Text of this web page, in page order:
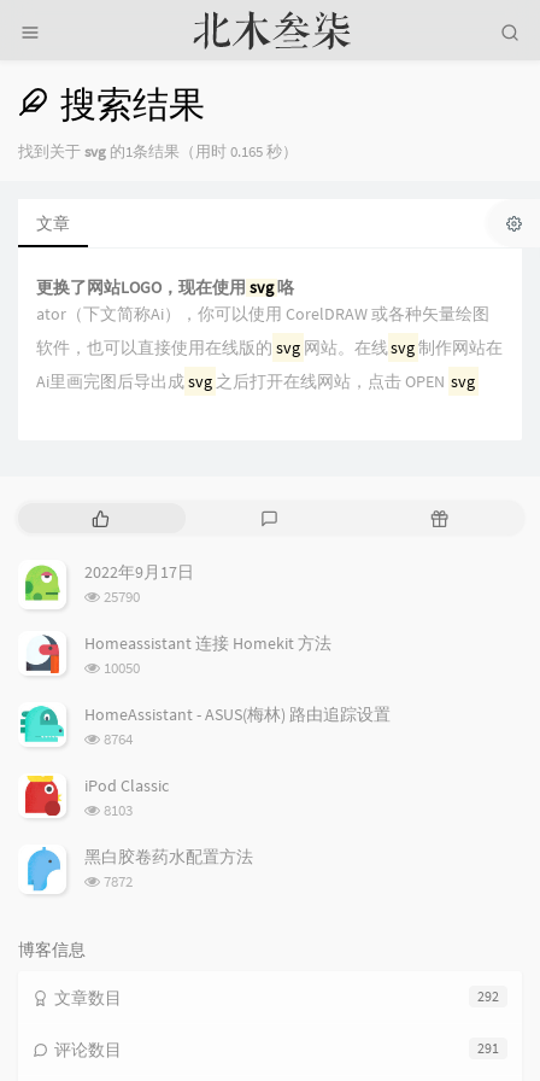
搜索结果
找到关于svg 的1条结果（用时 0.165 秒）
文章
更换了网站LOGO，现在使用 svg咯
ator（下文简称Ai），你可以使用 CorelDRAW 或各种矢量绘图
软件，也可以直接使用在线版的 svg 网站。在线svg制作网站在
Ai里画完图后导出成svg 之后打开在线网站，点击 OPEN svg
热
文
章
随
2022年9月17日
浏
次
25790
Homeassistant 连接 Homekit 方法
浏
次
10050
HomeAssistant - ASUS(梅林) 路由追踪设置
浏
次
8764
iPod Classic
浏
次
数:
8103
黑白胶卷药水配置方法
浏
7872
博客信息
292
文章数目
291
评论数目